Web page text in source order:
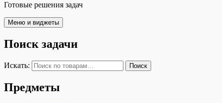
Готовые решения задач
Меню и виджеты
Поиск задачи
Искать: Поиск
Предметы